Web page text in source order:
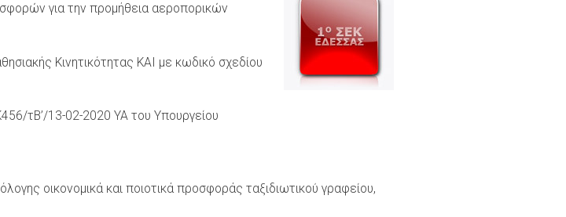
για την προμήθεια αεροπορικών
Κινητικότητας ΚΑΙ με κωδικό σχεδίου
τΒ’/13-02-2020 ΥΑ του Υπουργείου
οικονομικά και ποιοτικά προσφοράς ταξιδιωτικού γραφείου,